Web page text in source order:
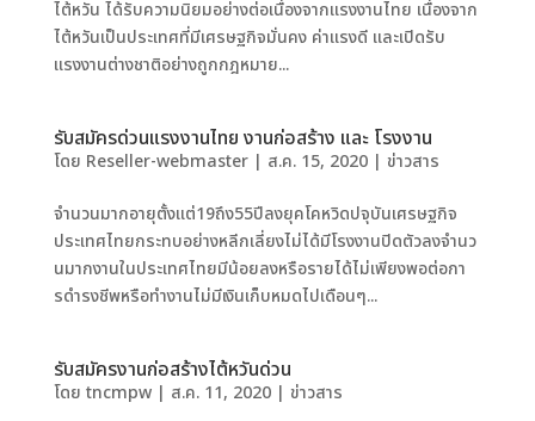
ไต้หวัน ได้รับความนิยมอย่างต่อเนื่องจากแรงงานไทย เนื่องจาก
ไต้หวันเป็นประเทศที่มีเศรษฐกิจมั่นคง ค่าแรงดี และเปิดรับ
แรงงานต่างชาติอย่างถูกกฎหมาย...
รับสมัครด่วนแรงงานไทย งานก่อสร้าง และ โรงงาน
โดย Reseller-webmaster| ส.ค. 15, 2020| ข่าวสาร
จํานวนมากอายุตั้งแต่19ถึง55ปีลงยุคโคหวิดปจุบันเศรษฐกิจ
ประเทศไทยกระทบอย่างหลีกเลี่ยงไม่ได้มีโรงงานปิดตัวลงจํานว
นมากงานในประเทศไทยมีน้อยลงหรือรายได้ไม่เพียงพอต่อกา
รดํารงชีพหรือทํางานไม่มีเงินเก็บหมดไปเดือนๆ...
รับสมัครงานก่อสร้างไต้หวันด่วน
โดย tncmpw| ส.ค. 11, 2020| ข่าวสาร